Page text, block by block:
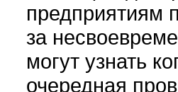
предприятиям
за
могут узнать
очередная